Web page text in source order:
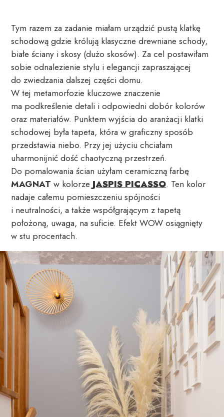
Tym razem za zadanie miałam urządzić pustą klatkę
schodową gdzie królują klasyczne drewniane schody,
białe ściany i skosy (dużo skosów). Za cel postawiłam
sobie odnalezienie stylu i elegancji zapraszającej
do zwiedzania dalszej części domu.
W tej metamorfozie kluczowe znaczenie
ma podkreślenie detali i odpowiedni dobór kolorów
oraz materiałów. Punktem wyjścia do aranżacji klatki
schodowej była tapeta, która w graficzny sposób
przedstawia niebo. Przy jej użyciu chciałam
uharmonijnić dość chaotyczną przestrzeń.
Do pomalowania ścian użyłam ceramiczną farbę
MAGNAT w kolorze JASPIS PICASSO. Ten kolor
nadaje całemu pomieszczeniu spójności
i neutralności, a także współgrającym z tapetą
położoną, uwaga, na suficie. Efekt WOW osiągnięty
w stu procentach.